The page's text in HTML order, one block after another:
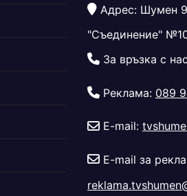
Адрес: Шумен
"Съединение"
За връзка с
Реклама: 089
E-mail:
E-mail за